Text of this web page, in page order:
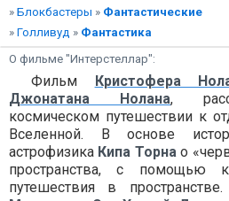
» Блокбастеры » Фантастические
» Голливуд » Фантастика
О фильме "Интерстеллар":
Фильм Кристофера
Джонатана Нолана,
космическом путешествии к
Вселенной. В основе
астрофизика Кипа Торнао
пространства, с помощью
путешествия в